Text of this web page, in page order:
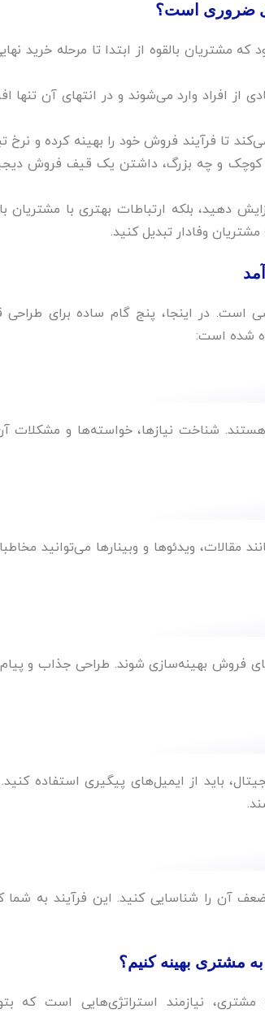
ضروری است؟‌
بالقوه از ابتدا تا مرحله خرید
افراد وارد می‌شوند و در انتهای آن تنها
فرآیند فروش خود را بهینه کرده و نرخ
کوچک و چه بزرگ، داشتن یک قیف فروش
دهید، بلکه ارتباطات بهتری با مشتریان
وفادار تبدیل کنید.‌
است. در اینجا، پنج گام ساده برای
شده است:
شناخت نیازها، خواسته‌ها و مشکلات
ویدئوها و وبینارها می‌توانید
فروش بهینه‌سازی شوند. طراحی جذاب و
باید از ایمیل‌های پیگیری استفاده
آن را شناسایی کنید. این فرآیند به
مشتری بهینه کنیم؟‌
نیازمند استراتژی‌هایی است که